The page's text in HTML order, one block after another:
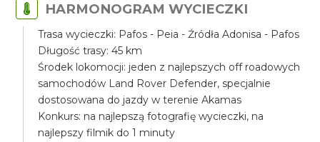
HARMONOGRAM WYCIECZKI
Trasa wycieczki: Pafos - Peia - Źródła Adonisa - Pafos
Długość trasy: 45 km
Środek lokomocji: jeden z najlepszych off roadowych
samochodów Land Rover Defender, specjalnie
dostosowana do jazdy w terenie Akamas
Konkurs: na najlepszą fotografię wycieczki, na
najlepszy filmik do 1 minuty